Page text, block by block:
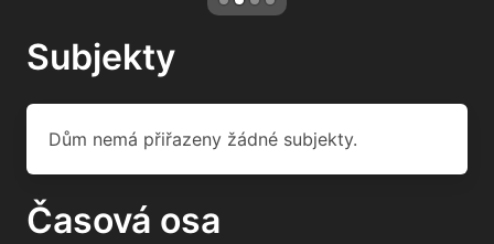
Subjekty
Dům nemá přiřazeny žádné subjekty.
Časová osa